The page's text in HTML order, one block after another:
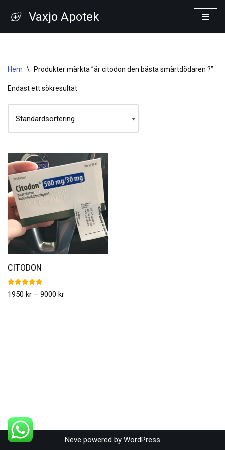
Vaxjo Apotek
Hem \ Produkter märkta ”är citodon den bästa smärtdödaren ?”
Endast ett sökresultat
CITODON
Betygsatt
5.00
1950 kr – 9000 kr
Neve powered by WordPress